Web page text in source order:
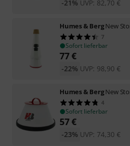
UVP: 82,70 €
-21%
Humes & BergNew
7
Sofort lieferbar
77€
UVP: 98,90 €
-22%
Humes & BergNew
4
Sofort lieferbar
57€
UVP: 74,30 €
-23%